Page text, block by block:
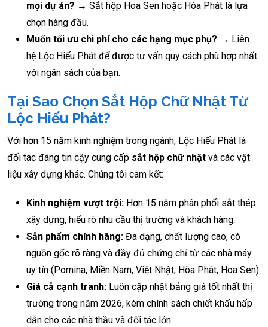
mọi dự án? → Sắt hộp Hoa Sen hoặc Hòa Phát là lựa
chọn hàng đầu.
Muốn tối ưu chi phí cho các hạng mục phụ? → Liên
hệ Lộc Hiếu Phát để được tư vấn quy cách phù hợp nhất
với ngân sách của bạn.
Tại Sao Chọn Sắt Hộp Chữ Nhật Từ
Lộc Hiếu Phát?
Với hơn 15 năm kinh nghiệm trong ngành, Lộc Hiếu Phát là
đối tác đáng tin cậy cung cấp sắt hộp chữ nhật và các vật
liệu xây dựng khác. Chúng tôi cam kết:
Kinh nghiệm vượt trội: Hơn 15 năm phân phối sắt thép
xây dựng, hiểu rõ nhu cầu thị trường và khách hàng.
Sản phẩm chính hãng: Đa dạng, chất lượng cao, có
nguồn gốc rõ ràng và đầy đủ chứng chỉ từ các nhà máy
uy tín (Pomina, Miền Nam, Việt Nhật, Hòa Phát, Hoa Sen).
Giá cả cạnh tranh: Luôn cập nhật bảng giá tốt nhất thị
trường trong năm 2026, kèm chính sách chiết khấu hấp
dẫn cho các nhà thầu và đối tác lớn.